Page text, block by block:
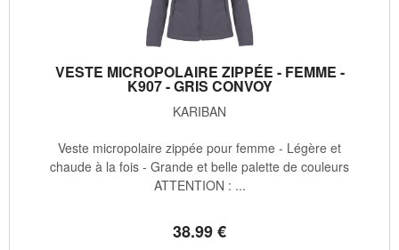
VESTE MICROPOLAIRE ZIPPÉE - FEMME -
K907 - GRIS CONVOY
KARIBAN
38.99€
Veste micropolaire zippée pour femme - Légère et
chaude à la fois - Grande et belle palette de couleurs
ATTENTION : ...